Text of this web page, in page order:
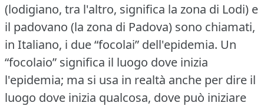
(lodigiano, tra l'altro, significa la zona di Lodi) e
il padovano (la zona di Padova) sono chiamati,
in Italiano, i due “focolai” dell'epidemia. Un
“focolaio” significa il luogo dove inizia
l'epidemia; ma si usa in realtà anche per dire il
luogo dove inizia qualcosa, dove può iniziare